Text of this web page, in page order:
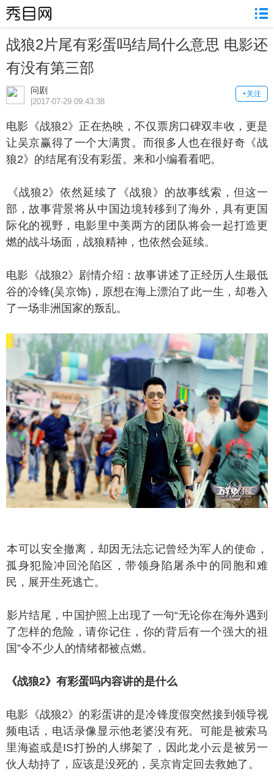
战狼2片尾有彩蛋吗结局什么意思 电影还
有没有第三部
问剧 +关注
|2017-07-29 09:43:38
《战狼2》正在热映，不仅票房口碑双丰收，更是
让吴京赢得了一个大满贯。而很多人也在很好奇《战
狼2》的结尾有没有彩蛋。来和小编看看吧。
狼2》依然延续了《战狼》的故事线索，但这一
部，故事背景将从中国边境转移到了海外，具有更国
际化的视野，电影里中美两方的团队将会一起打造更
燃的战斗场面，战狼精神，也依然会延续。
《战狼2》剧情介绍：故事讲述了正经历人生最低
谷的冷锋(吴京饰)，原想在海上漂泊了此一生，却卷入
了一场非洲国家的叛乱。
以安全撤离，却因无法忘记曾经为军人的使命，
孤身犯险冲回沦陷区，带领身陷屠杀中的同胞和难
民，展开生死逃亡。
结尾，中国护照上出现了一句“无论你在海外遇到
了怎样的危险，请你记住，你的背后有一个强大的祖
国”令不少人的情绪都被点燃。
狼2》有彩蛋吗内容讲的是什么
《战狼2》的彩蛋讲的是冷锋度假突然接到领导视
频电话，电话录像显示他老婆没有死。可能是被索马
里海盗或是IS打扮的人绑架了，因此龙小云是被另一
伙人劫持了，应该是没死的，吴京肯定回去救她了。